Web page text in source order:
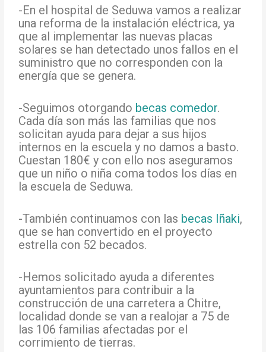
-En el hospital de Seduwa vamos a realizar
una reforma de la instalación eléctrica, ya
que al implementar las nuevas placas
solares se han detectado unos fallos en el
suministro que no corresponden con la
energía que se genera.
-Seguimos otorgando becas comedor.
Cada día son más las familias que nos
solicitan ayuda para dejar a sus hijos
internos en la escuela y no damos a basto.
Cuestan 180€ y con ello nos aseguramos
que un niño o niña coma todos los días en
la escuela de Seduwa.
-También continuamos con las becas Iñaki,
que se han convertido en el proyecto
estrella con 52 becados.
-Hemos solicitado ayuda a diferentes
ayuntamientos para contribuir a la
construcción de una carretera a Chitre,
localidad donde se van a realojar a 75 de
las 106 familias afectadas por el
corrimiento de tierras.